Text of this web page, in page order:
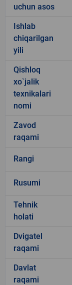
uchun asos
Ishlab
chiqarilgan
yili
Qishloq
xo`jalik
texnikalari
nomi
Zavod
raqami
Rangi
Rusumi
Tehnik
holati
Dvigatel
raqami
Davlat
raqami